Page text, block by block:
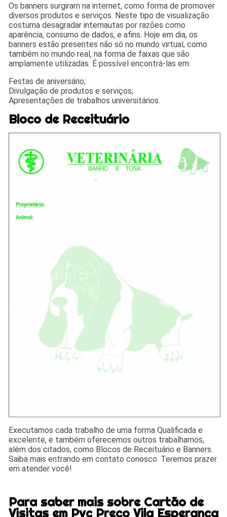
Os banners surgiram na internet, como forma de promover
diversos produtos e serviços. Neste tipo de visualização
costuma desagradar internautas por razões como
aparência, consumo de dados, e afins. Hoje em dia, os
banners estão presentes não só no mundo virtual, como
também no mundo real, na forma de faixas que são
amplamente utilizadas. É possível encontrá-las em:
Festas de aniversário;
Divulgação de produtos e serviços;
Apresentações de trabalhos universitários.
Bloco de Receituário
Executamos cada trabalho de uma forma Qualificada e
excelente, e também oferecemos outros trabalhamos,
além dos citados, como Blocos de Receituário e Banners.
Saiba mais entrando em contato conosco. Teremos prazer
em atender você!
Para saber mais sobre Cartão de
Visitas em Pvc Preço Vila Esperança